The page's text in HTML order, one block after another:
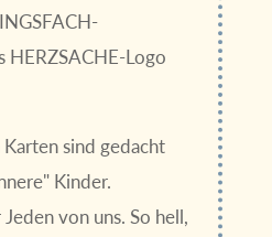
HERZSACHE-Logo
sind gedacht
Kinder.
von uns. So hell,